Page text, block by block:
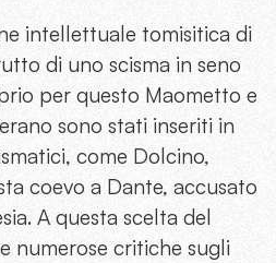
intellettuale tomisitica di
di uno scisma in seno
per questo Maometto e
sono stati inseriti in
come Dolcino,
coevo a Dante, accusato
A questa scelta del
numerose critiche sugli